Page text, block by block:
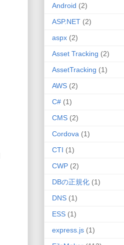
Android (2)
ASP.NET (2)
aspx (2)
Asset Tracking (2)
AssetTracking (1)
AWS (2)
C# (1)
CMS (2)
Cordova (1)
CTI (1)
CWP (2)
DBの正規化 (1)
DNS (1)
ESS (1)
express.js (1)